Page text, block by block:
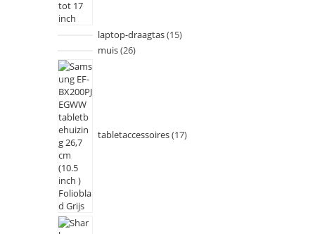
laptop-draagtas 15
muis 26
tabletaccessoires 17